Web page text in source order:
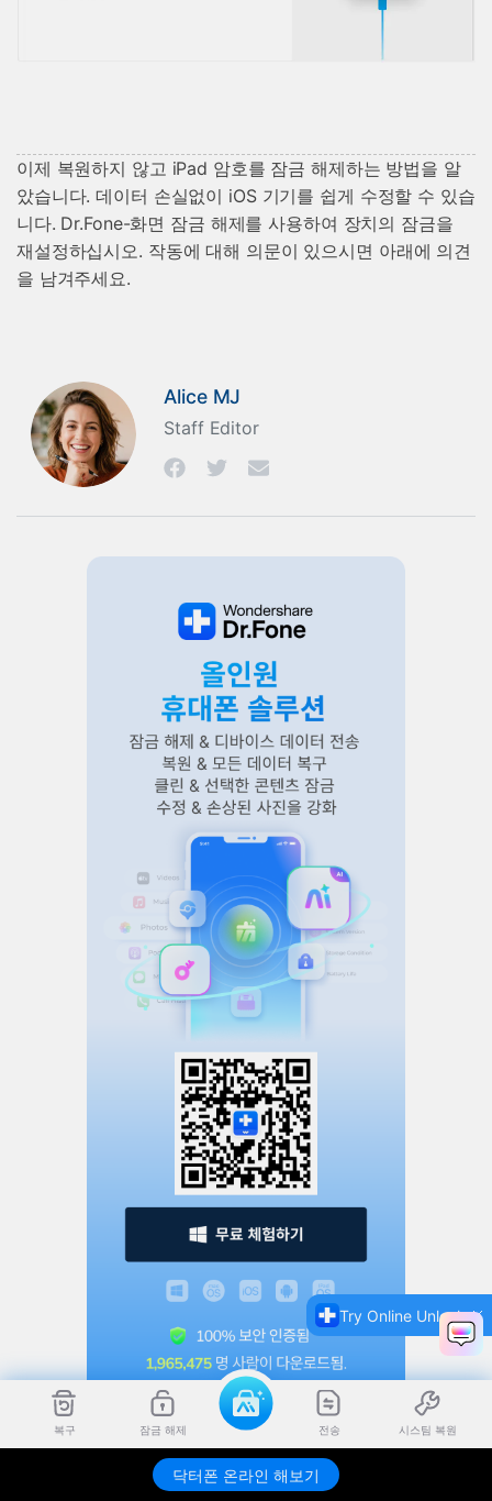
복구 잠금 해제 전송 시스팀 복원
닥터폰 온라인 해보기
이제 복원하지 않고 iPad 암호를 잠금 해제하는 방법을 알
았습니다. 데이터 손실없이 iOS 기기를 쉽게 수정할 수 있습
니다. Dr.Fone-화면 잠금 해제를 사용하여 장치의 잠금을
재설정하십시오. 작동에 대해 의문이 있으시면 아래에 의견
을 남겨주세요.
Alice MJ
Staff Editor
>장치 잠금 화면 제거
> 복원하지 않고 iPad 암호를
Try Online Unlock